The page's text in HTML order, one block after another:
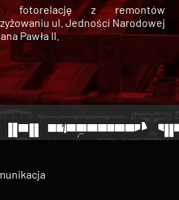
fotorelację z remontów
ul. Jedności Narodowej
Pawła II.